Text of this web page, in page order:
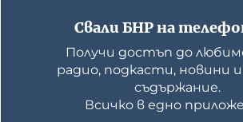
Свали БНР на
Получи достъп до
радио, подкасти, новини
съдържание.
Всичко в едно